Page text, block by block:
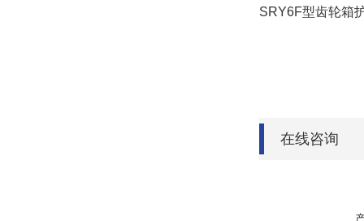
SRY6F型齿轮箱
在线咨询